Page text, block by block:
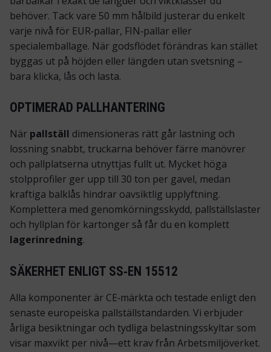
behöver. Tack vare 50 mm hålbild justerar du enkelt
varje nivå för EUR‑pallar, FIN‑pallar eller
specialemballage. När godsflödet förändras kan stället
byggas ut på höjden eller längden utan svetsning –
bara klicka, lås och lasta.
OPTIMERAD PALLHANTERING
När pallställ dimensioneras rätt går lastning och
lossning snabbt, truckarna behöver färre manövrer
och pallplatserna utnyttjas fullt ut. Mycket höga
stolpprofiler ger upp till 30 ton per gavel, medan
kraftiga balklås hindrar oavsiktlig upplyftning.
Komplettera med genomkörningsskydd, pallställslaster
och hyllplan för kartonger så får du en komplett
lagerinredning.
SÄKERHET ENLIGT SS‑EN 15512
Alla komponenter är CE‑märkta och testade enligt den
senaste europeiska pallställstandarden. Vi erbjuder
årliga besiktningar och tydliga belastningsskyltar som
visar maxvikt per nivå—ett krav från Arbetsmiljöverket.